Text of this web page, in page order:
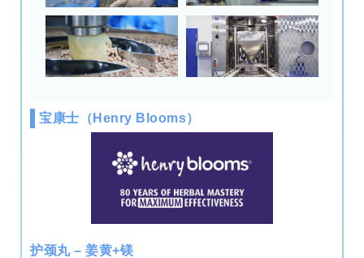
宝康士（Henry Blooms）
护颈丸 – 姜黄+镁